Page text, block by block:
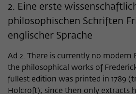
2. Eine erste
philosophischen Schriften
englischer Sprache
Ad 2. There is currently no modern
the philosophical works of
fullest edition was printed in 1789
Holcroft); since then only extracts
verwendet,
der Webseite des
zu speichern.